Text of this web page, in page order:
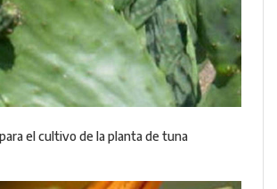
el cultivo de la planta de tuna